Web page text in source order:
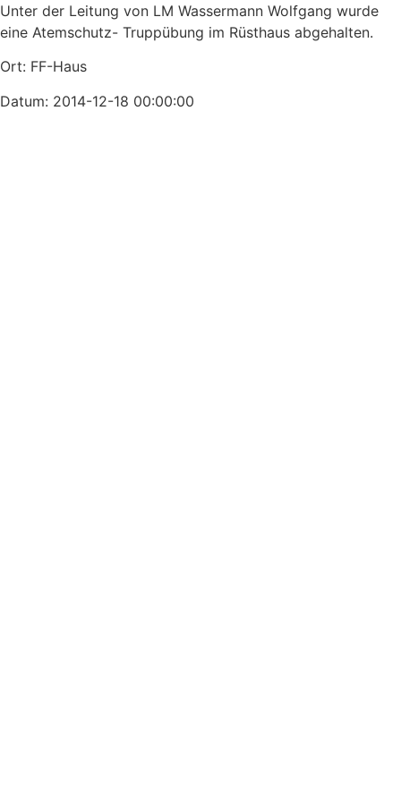
Unter der Leitung von LM Wassermann Wolfgang wurde
eine Atemschutz- Truppübung im Rüsthaus abgehalten.
Ort: FF-Haus
Datum: 2014-12-18 00:00:00